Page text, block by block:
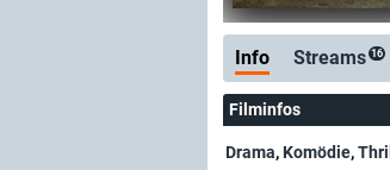
Info Streams 16
Filminfos
Drama,Komödie,